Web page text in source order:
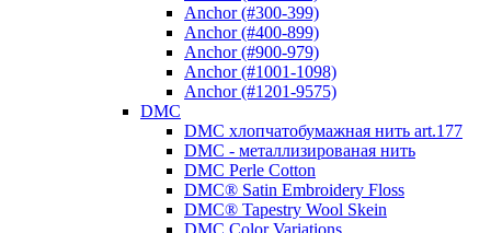
Anchor (#300-399)
Anchor (#400-899)
Anchor (#900-979)
Anchor (#1001-1098)
Anchor (#1201-9575)
DMC
DMC хлопчатобумажная нить art.177
DMC - металлизированая нить
DMC Perle Cotton
DMC® Satin Embroidery Floss
DMC® Tapestry Wool Skein
DMC Color Variations